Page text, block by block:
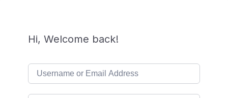
Hi, Welcome back!